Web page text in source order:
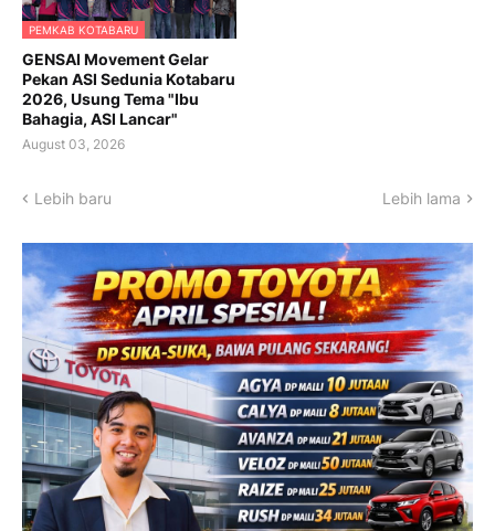
PEMKAB KOTABARU
GENSAI Movement Gelar
Pekan ASI Sedunia Kotabaru
2026, Usung Tema "Ibu
Bahagia, ASI Lancar"
August 03, 2026
Lebih baru Lebih lama